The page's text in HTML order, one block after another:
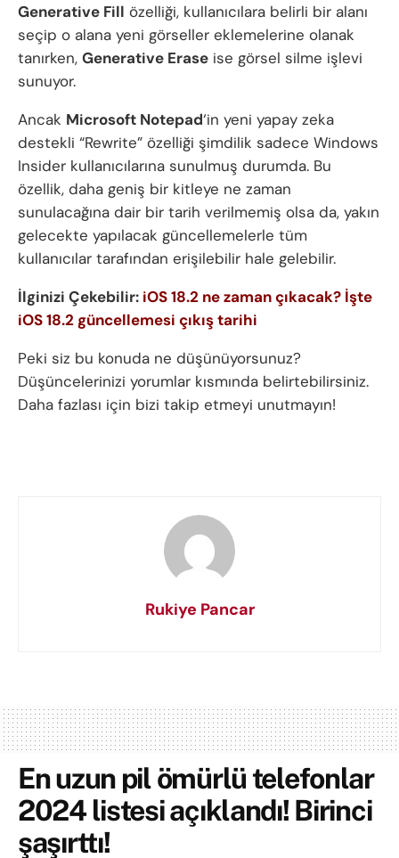
Generative Fill özelliği, kullanıcılara belirli bir alanı
seçip o alana yeni görseller eklemelerine olanak
tanırken, Generative Erase ise görsel silme işlevi
sunuyor.
Ancak Microsoft Notepad‘in yeni yapay zeka
destekli “Rewrite” özelliği şimdilik sadece Windows
Insider kullanıcılarına sunulmuş durumda. Bu
özellik, daha geniş bir kitleye ne zaman
sunulacağına dair bir tarih verilmemiş olsa da, yakın
gelecekte yapılacak güncellemelerle tüm
kullanıcılar tarafından erişilebilir hale gelebilir.
İlginizi Çekebilir: iOS 18.2 ne zaman çıkacak? İşte
iOS 18.2 güncellemesi çıkış tarihi
Peki siz bu konuda ne düşünüyorsunuz?
Düşüncelerinizi yorumlar kısmında belirtebilirsiniz.
Daha fazlası için bizi takip etmeyi unutmayın!
Rukiye Pancar
En uzun pil ömürlü telefonlar
2024 listesi açıklandı! Birinci
şaşırttı!